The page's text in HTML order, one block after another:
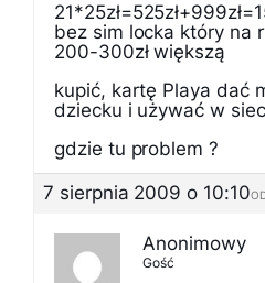
bez sim locka który na
200-300zł większą
kupić, kartę Playa dać
dziecku i używać w
gdzie tu problem ?
7 sierpnia 2009 o 10:10
Anonimowy
Gość